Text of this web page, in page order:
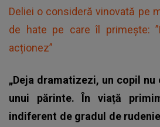
Deliei o consideră vinovată pe
de hate pe care îl primește:
acționez”
„Deja dramatizezi, un copil
unui părinte. În viață
indiferent de gradul de